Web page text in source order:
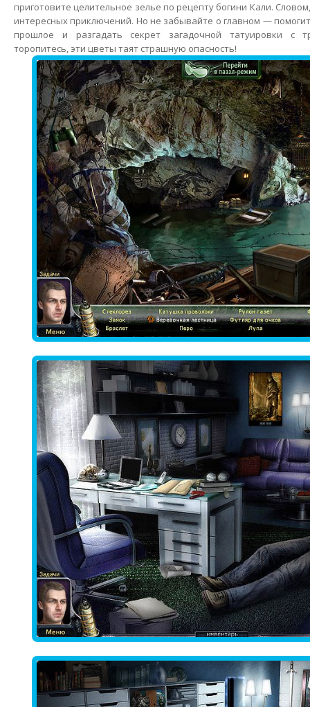
приготовите целительное зелье по рецепту богини Кали.
интересных приключений. Но не забывайте о главном —
прошлое и разгадать секрет загадочной татуировки с
торопитесь, эти цветы таят страшную опасность!